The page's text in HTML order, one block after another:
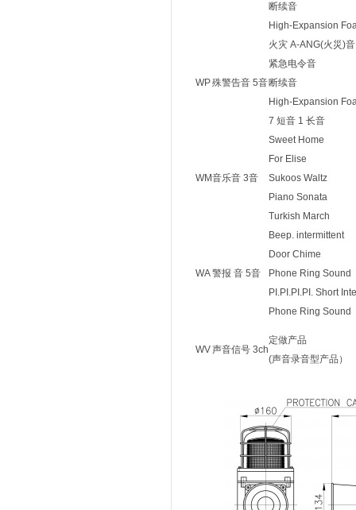
断续音
High-Expansion
WP殊警告音 5音
火灾 A-ANG(火災)音
紧急电令音
断续音
High-Expansion
7 短音 1 长音
WM音乐音 3音
Sweet Home
For Elise
Sukoos Waltz
Piano Sonata
Turkish March
WA警报 音 5音
Beep. intermittent
Door Chime
Phone Ring Sound
PI.PI.PI.PI. Short
Phone Ring Sound
WV声音信号 3ch
定做产品
(声音录音型产品）